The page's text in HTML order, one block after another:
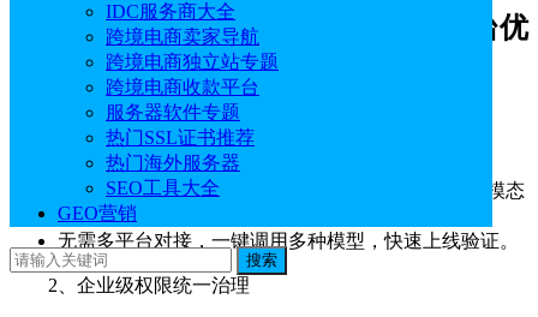
IDC服务商大全
跨境电商卖家导航
跨境电商独立站专题
跨境电商收款平台
服务器软件专题
热门SSL证书推荐
热门海外服务器
SEO工具大全
GEO营销
搜索
一、UCloud AstraFlow星图大模型平台优
1、海量模型一站式接入
聚合海内外200+主流大模型（Kimi、Minimax、
Deepseek、Qwen等），覆盖文本、视觉、语音、多模态
等全场景。
无需多平台对接，一键调用多种模型，快速上线验证。
2、企业级权限统一治理